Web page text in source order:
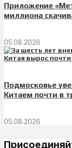
Приложение
миллиона
05.08.2026
Подмосковье
Китаем почти в
05.08.2026